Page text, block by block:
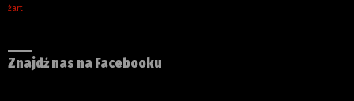
żart
Znajdź nas na Facebooku